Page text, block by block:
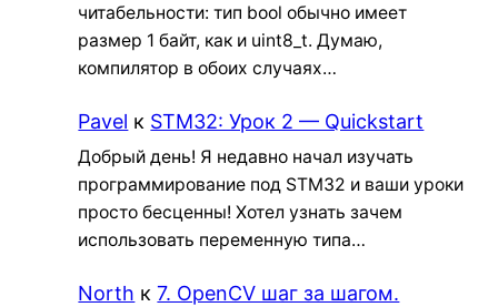
читабельности: тип bool обычно имеет
размер 1 байт, как и uint8_t. Думаю,
компилятор в обоих случаях…
Pavel к STM32: Урок 2 — Quickstart
Добрый день! Я недавно начал изучать
программирование под STM32 и ваши уроки
просто бесценны! Хотел узнать зачем
использовать переменную типа…
North к7. OpenCV шаг за шагом.